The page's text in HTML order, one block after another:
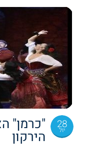
28
יול "כרמן"
הירקון